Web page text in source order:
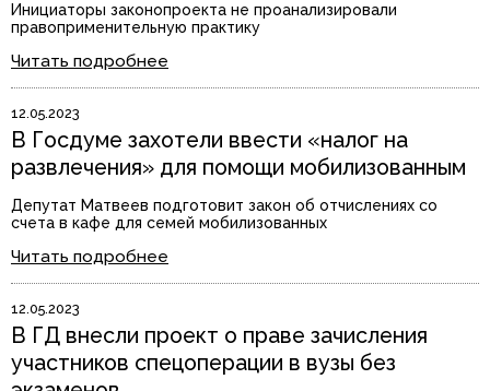
Инициаторы законопроекта не проанализировали
правоприменительную практику
Читать подробнее
12.05.2023
В Госдуме захотели ввести «налог на
развлечения» для помощи мобилизованным
Депутат Матвеев подготовит закон об отчислениях со
счета в кафе для семей мобилизованных
Читать подробнее
12.05.2023
В ГД внесли проект о праве зачисления
участников спецоперации в вузы без